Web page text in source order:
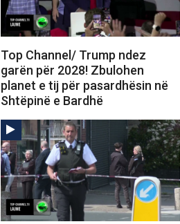
Top Channel/ Trump ndez
garën për 2028! Zbulohen
planet e tij për pasardhësin në
Shtëpinë e Bardhë